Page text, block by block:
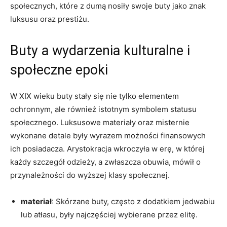
społecznych, które z dumą nosiły swoje buty jako znak
luksusu oraz prestiżu.
Buty a wydarzenia kulturalne i
społeczne epoki
W XIX wieku buty stały się nie tylko elementem
ochronnym, ale również istotnym symbolem statusu
społecznego. Luksusowe materiały oraz misternie
wykonane detale były wyrazem możności finansowych
ich posiadacza. Arystokracja wkroczyła w erę, w której
każdy szczegół odzieży, a zwłaszcza obuwia, mówił o
przynależności do wyższej klasy społecznej.
materiał: Skórzane buty, często z dodatkiem jedwabiu
lub atłasu, były najczęściej wybierane przez elitę.